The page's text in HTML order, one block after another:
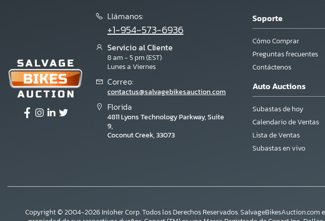
Llámanos:
+1-954-573-6936
Servicio al Cliente
8 am - 5 pm (EST)
Lunes a Viernes
Correo:
contactus@salvagebikesauction.com
Florida
4811 Lyons Technology Parkway, Suite
9,
Coconut Creek, 33073
Soporte
Cómo Comprar
Preguntas frecuentes
Contáctenos
Auto Auctions
Subastas de hoy
Calendario de Ventas
Lista de Ventas
Subastas en vivo
Copyright © 2004-2026 Inloher Corp. Todos los Derechos Reservados. SalvageBikesAuction.com